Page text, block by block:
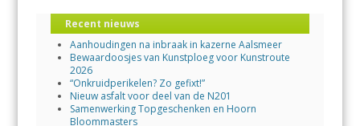
Recent nieuws
Aanhoudingen na inbraak in kazerne Aalsmeer
Bewaardoosjes van Kunstploeg voor Kunstroute
2026
“Onkruidperikelen? Zo gefixt!”
Nieuw asfalt voor deel van de N201
Samenwerking Topgeschenken en Hoorn
Bloommasters